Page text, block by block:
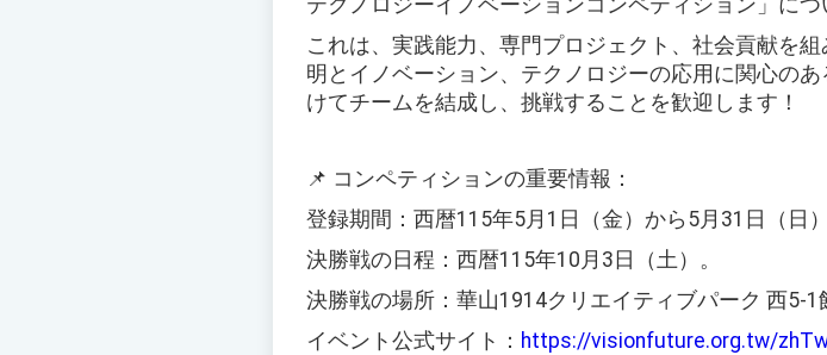
テクノロジーイノベーションコンペティション」につ
これは、実践能力、専門プロジェクト、社会貢献を
明とイノベーション、テクノロジーの応用に関心の
けてチームを結成し、挑戦することを歓迎します！
📌 コンペティションの重要情報：
登録期間：西暦115年5月1日（金）から5月31日（日）
決勝戦の日程：西暦115年10月3日（土）。
決勝戦の場所：華山1914クリエイティブパーク 西5-1
イベント公式サイト： https://visionfuture.org.tw/